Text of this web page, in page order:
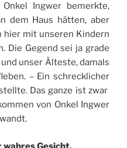
Ingwer bemerkte,
dem Haus hätten, aber
hier mit unseren Kindern
Die Gegend sei ja grade
unser Älteste, damals
– Ein schrecklicher
Das ganze ist zwar
von Onkel Ingwer